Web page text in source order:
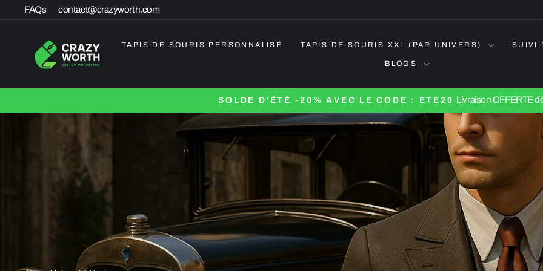
PasserFAQs contact@crazyworth.com
TAPIS DE SOURIS PERSONNALISÉ TAPIS DE SOURIS XXL (PAR UNIVERS) SUIVI
BLOGS
Diaporama
Pause
SOLDE D'ÉTÉ -20% AVEC LE CODE : ETE20 Livraison OFFERTE